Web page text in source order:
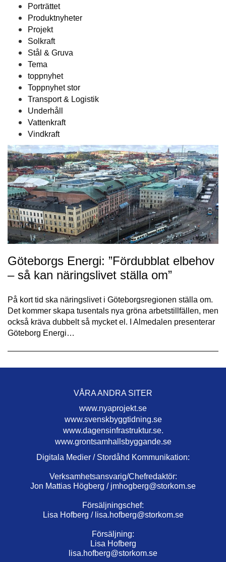
Porträttet
Produktnyheter
Projekt
Solkraft
Stål & Gruva
Tema
toppnyhet
Toppnyhet stor
Transport & Logistik
Underhåll
Vattenkraft
Vindkraft
Göteborgs Energi: ”Fördubblat elbehov
– så kan näringslivet ställa om”
På kort tid ska näringslivet i Göteborgsregionen ställa om.
Det kommer skapa tusentals nya gröna arbetstillfällen, men
också kräva dubbelt så mycket el. I Almedalen presenterar
Göteborg Energi…
VÅRA ANDRA SITER
www.nyaprojekt.se
www.svenskbyggtidning.se
www.dagensinfrastruktur.se.
www.grontsamhallsbyggande.se
Digitala Medier / Stordåhd Kommunikation:
Verksamhetsansvarig/Chefredaktör:
Jon Mattias Högberg / jmhogberg@storkom.se
Försäljningschef:
Lisa Hofberg / lisa.hofberg@storkom.se
Försäljning:
Lisa Hofberg
lisa.hofberg@storkom.se